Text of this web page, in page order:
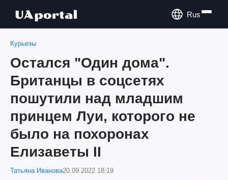
Rus
Курьезы
Остался "Один дома".
Британцы в соцсетях
пошутили над младшим
принцем Луи, которого не
было на похоронах
Елизаветы II
Татьяна Иванова20.09.2022 18:19